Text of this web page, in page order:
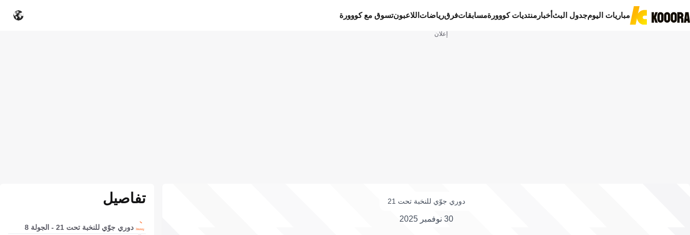
مباريات اليومجدول البثأخبار منتديات كووورةمسابقاتفرقرياضات اللاعبونتسوق مع كووورة
إعلان
دوري جوّي للنخبة تحت 21
30 نوفمبر 2025
تفاصيل
دوري جوّي للنخبة تحت 21 - الجولة 8